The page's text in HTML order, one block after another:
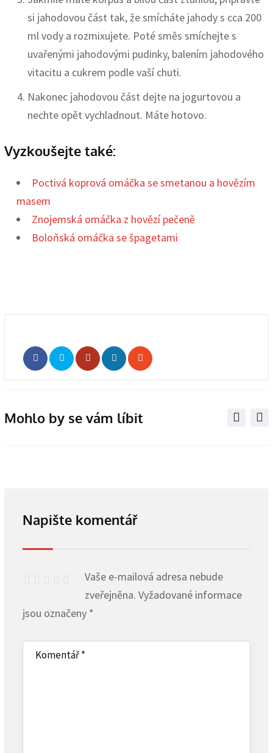
si jahodovou část tak, že smícháte jahody s cca 200
ml vody a rozmixujete. Poté směs smíchejte s
uvařenými jahodovými pudinky, balením jahodového
vitacitu a cukrem podle vaší chuti.
Nakonec jahodovou část dejte na jogurtovou a
nechte opět vychladnout. Máte hotovo.
Vyzkoušejte také:
Poctivá koprová omáčka se smetanou a hovězím
masem
Znojemská omáčka z hovězí pečeně
Boloňská omáčka se špagetami
WhatsappShare
via
Print
Mohlo by se vám líbit
Napište komentář
Vaše e-mailová adresa nebude
zveřejněna. Vyžadované informace
jsou označeny *